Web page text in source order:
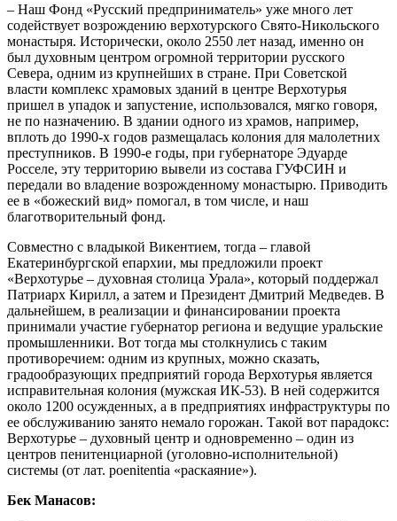
– Наш Фонд «Русский предприниматель» уже много лет
содействует возрождению верхотурского Свято-Никольского
монастыря. Исторически, около 2550 лет назад, именно он
был духовным центром огромной территории русского
Севера, одним из крупнейших в стране. При Советской
власти комплекс храмовых зданий в центре Верхотурья
пришел в упадок и запустение, использовался, мягко говоря,
не по назначению. В здании одного из храмов, например,
вплоть до 1990-х годов размещалась колония для малолетних
преступников. В 1990-е годы, при губернаторе Эдуарде
Росселе, эту территорию вывели из состава ГУФСИН и
передали во владение возрожденному монастырю. Приводить
ее в «божеский вид» помогал, в том числе, и наш
благотворительный фонд.
Совместно с владыкой Викентием, тогда – главой
Екатеринбургской епархии, мы предложили проект
«Верхотурье – духовная столица Урала», который поддержал
Патриарх Кирилл, а затем и Президент Дмитрий Медведев. В
дальнейшем, в реализации и финансировании проекта
принимали участие губернатор региона и ведущие уральские
промышленники. Вот тогда мы столкнулись с таким
противоречием: одним из крупных, можно сказать,
градообразующих предприятий города Верхотурья является
исправительная колония (мужская ИК-53). В ней содержится
около 1200 осужденных, а в предприятиях инфраструктуры по
ее обслуживанию занято немало горожан. Такой вот парадокс:
Верхотурье – духовный центр и одновременно – один из
центров пенитенциарной (уголовно-исполнительной)
системы (от лат. poenitentia «раскаяние»).
Бек Манасов: